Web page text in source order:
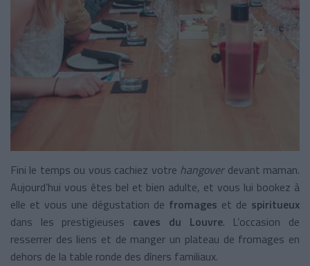
Fini le temps ou vous cachiez votre hangover devant maman.
Aujourd’hui vous êtes bel et bien adulte, et vous lui bookez à
elle et vous une dégustation de fromages et de spiritueux
dans les prestigieuses caves du Louvre. L’occasion de
resserrer des liens et de manger un plateau de fromages en
dehors de la table ronde des dîners familiaux.